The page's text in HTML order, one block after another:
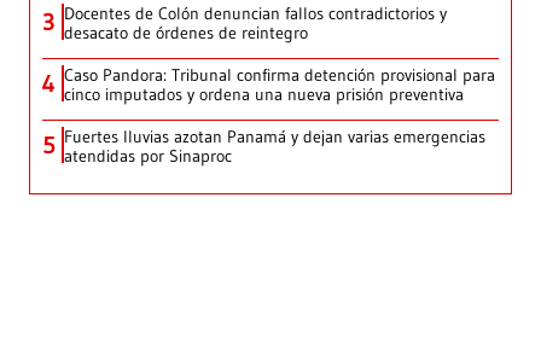
3 Docentes de Colón denuncian fallos contradictorios y
desacato de órdenes de reintegro
4 Caso Pandora: Tribunal confirma detención provisional para
cinco imputados y ordena una nueva prisión preventiva
5 Fuertes lluvias azotan Panamá y dejan varias emergencias
atendidas por Sinaproc